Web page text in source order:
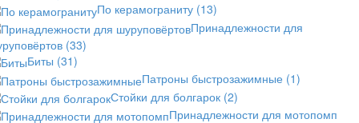
По керамограниту (13)
Принадлежности для
(33)
Биты (31)
Патроны быстрозажимные (1)
Стойки для болгарок (2)
Принадлежности для мотопомп